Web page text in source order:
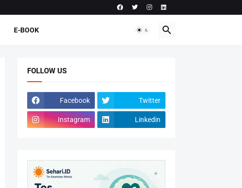
E-BOOK
FOLLOW US
Facebook Twitter
Instagram Linkedin